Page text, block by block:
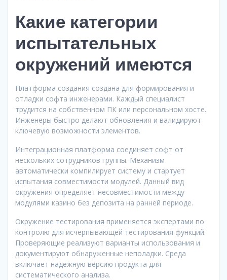
Какие категории
испытательных
окружений имеются
Платформа создания создана для формирования и
отладки софта инженерами. Каждый специалист
трудится на собственном ПК или персональном хосте.
Инженеры быстро делают обновления и валидируют
ключевую возможности элементов.
Интеграционная платформа соединяет софт от
нескольких сотрудников группы. Механизм
автоматически компилирует систему и стартует
испытания совместимости модулей. Данный вид
окружения определяет несовместимости между
модулями казино без депозита на ранней периоде.
Окружение тестирования применяется экспертами по
контролю для исчерпывающей тестирования функций.
Проверяющие реализуют варианты использования и
документируют обнаруженные неполадки. Среда
включает надежную версию продукта для
систематического анализа.